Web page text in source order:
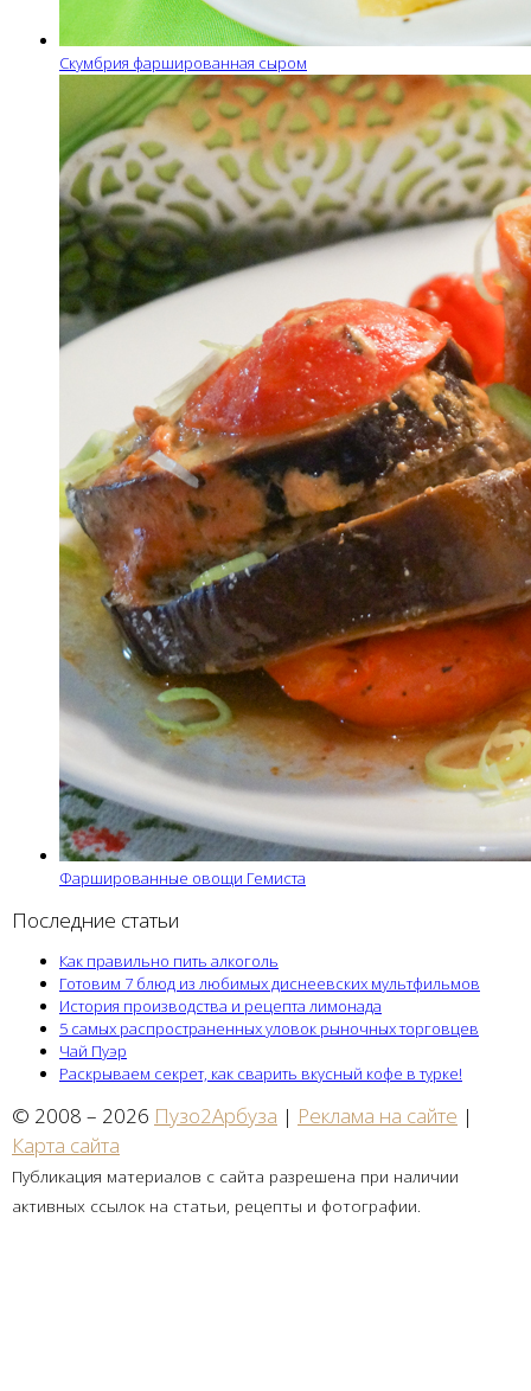
Скумбрия фаршированная сыром
Фаршированные овощи Гемиста
Последние статьи
Как правильно пить алкоголь
Готовим 7 блюд из любимых диснеевских мультфильмов
История производства и рецепта лимонада
5 самых распространенных уловок рыночных торговцев
Чай Пуэр
Раскрываем секрет, как сварить вкусный кофе в турке!
© 2008 – 2026 Пузо2Арбуза | Реклама на сайте |
Карта сайта
Публикация материалов с сайта разрешена при наличии
активных ссылок на статьи, рецепты и фотографии.